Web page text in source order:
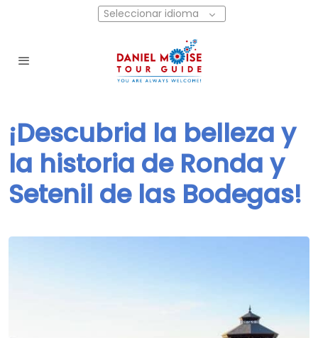
Seleccionar idioma
¡Descubrid la belleza y
la historia de Ronda y
Setenil de las Bodegas!